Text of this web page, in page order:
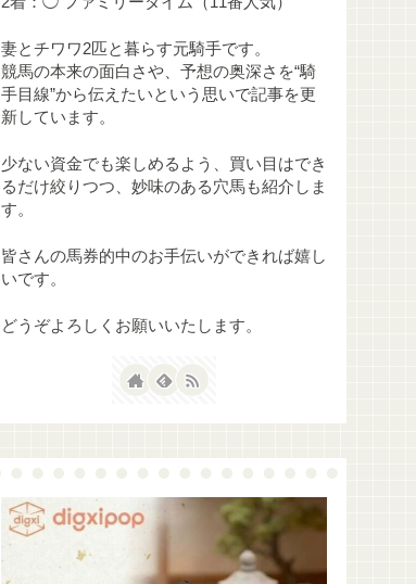
妻とチワワ2匹と暮らす元騎手です。
競馬の本来の面白さや、予想の奥深さを“騎
手目線”から伝えたいという思いで記事を更
新しています。
少ない資金でも楽しめるよう、買い目はでき
るだけ絞りつつ、妙味のある穴馬も紹介しま
す。
皆さんの馬券的中のお手伝いができれば嬉し
いです。
どうぞよろしくお願いいたします。